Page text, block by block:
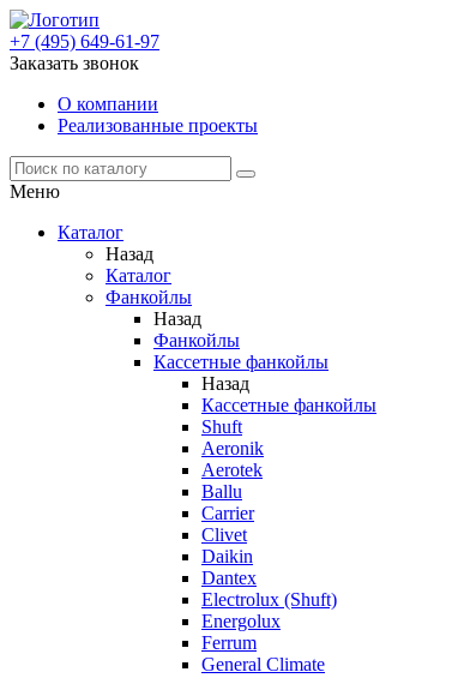
+7 (495) 649-61-97
Заказать звонок
О компании
Реализованные проекты
Меню
Каталог
Назад
Каталог
Фанкойлы
Назад
Фанкойлы
Кассетные фанкойлы
Назад
Кассетные фанкойлы
Shuft
Aeronik
Aerotek
Ballu
Carrier
Clivet
Daikin
Dantex
Electrolux (Shuft)
Energolux
Ferrum
General Climate